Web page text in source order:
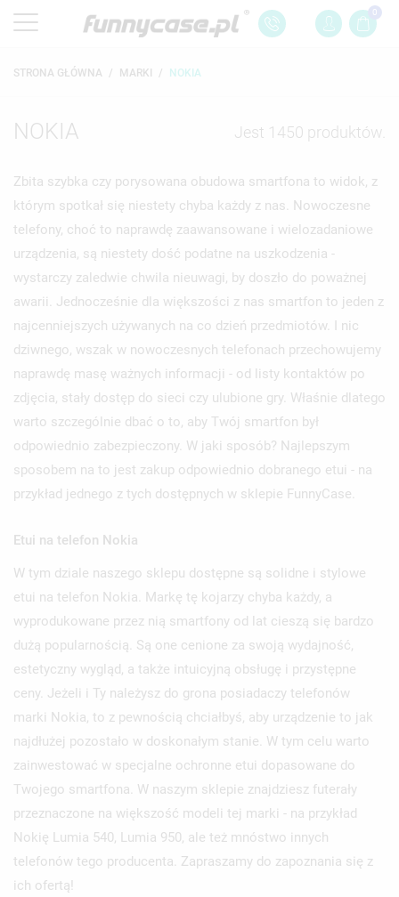
0
STRONA GŁÓWNA MARKI NOKIA
NOKIA Jest 1450 produktów.
Zbita szybka czy porysowana obudowa smartfona to widok, z
którym spotkał się niestety chyba każdy z nas. Nowoczesne
telefony, choć to naprawdę zaawansowane i wielozadaniowe
urządzenia, są niestety dość podatne na uszkodzenia -
wystarczy zaledwie chwila nieuwagi, by doszło do poważnej
awarii. Jednocześnie dla większości z nas smartfon to jeden z
najcenniejszych używanych na co dzień przedmiotów. I nic
dziwnego, wszak w nowoczesnych telefonach przechowujemy
naprawdę masę ważnych informacji - od listy kontaktów po
zdjęcia, stały dostęp do sieci czy ulubione gry. Właśnie dlatego
warto szczególnie dbać o to, aby Twój smartfon był
odpowiednio zabezpieczony. W jaki sposób? Najlepszym
sposobem na to jest zakup odpowiednio dobranego etui - na
przykład jednego z tych dostępnych w sklepie FunnyCase.
Etui na telefon Nokia
W tym dziale naszego sklepu dostępne są solidne i stylowe
etui na telefon Nokia. Markę tę kojarzy chyba każdy, a
wyprodukowane przez nią smartfony od lat cieszą się bardzo
dużą popularnością. Są one cenione za swoją wydajność,
estetyczny wygląd, a także intuicyjną obsługę i przystępne
ceny. Jeżeli i Ty należysz do grona posiadaczy telefonów
marki Nokia, to z pewnością chciałbyś, aby urządzenie to jak
najdłużej pozostało w doskonałym stanie. W tym celu warto
zainwestować w specjalne ochronne etui dopasowane do
Twojego smartfona. W naszym sklepie znajdziesz futerały
przeznaczone na większość modeli tej marki - na przykład
Nokię Lumia 540, Lumia 950, ale też mnóstwo innych
telefonów tego producenta. Zapraszamy do zapoznania się z
ich ofertą!